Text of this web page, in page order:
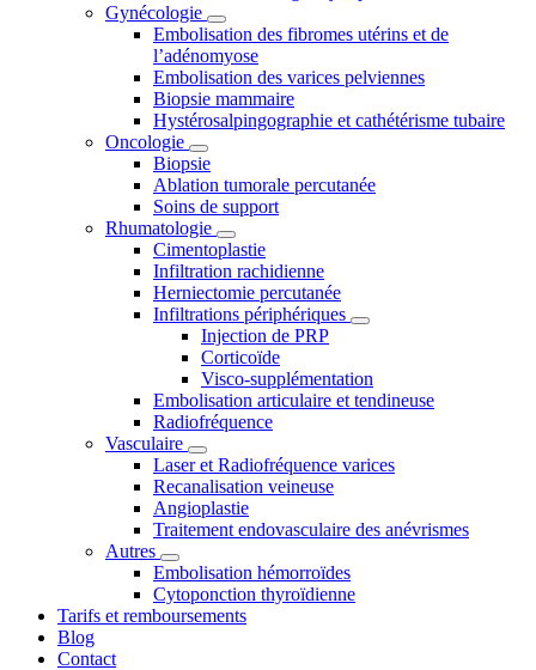
Gynécologie
Embolisation des fibromes utérins et de
l’adénomyose
Embolisation des varices pelviennes
Biopsie mammaire
Hystérosalpingographie et cathétérisme tubaire
Oncologie
Biopsie
Ablation tumorale percutanée
Soins de support
Rhumatologie
Cimentoplastie
Infiltration rachidienne
Herniectomie percutanée
Infiltrations périphériques
Injection de PRP
Corticoïde
Visco-supplémentation
Embolisation articulaire et tendineuse
Radiofréquence
Vasculaire
Laser et Radiofréquence varices
Recanalisation veineuse
Angioplastie
Traitement endovasculaire des anévrismes
Autres
Embolisation hémorroïdes
Cytoponction thyroïdienne
Tarifs et remboursements
Blog
Contact